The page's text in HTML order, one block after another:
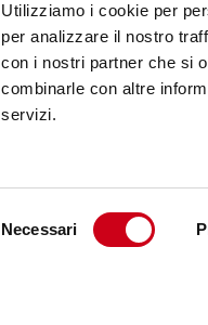
Utilizziamo i cookie per
per analizzare il nostro
con i nostri partner che si
combinarle con altre
servizi.
Necessari